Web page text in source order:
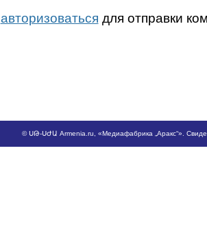
авторизоваться для отправки
©ՍԹ-ՍԺԱ Armenia.ru , «Медиафабрика „Аракс“».